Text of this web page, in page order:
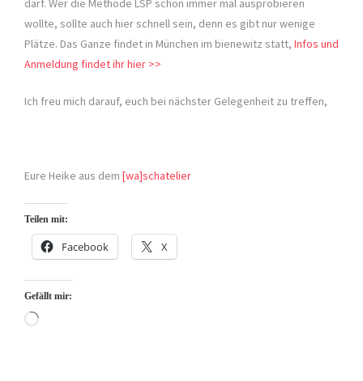
darf. Wer die Methode LSP schon immer mal ausprobieren
wollte, sollte auch hier schnell sein, denn es gibt nur wenige
Plätze. Das Ganze findet in München im bienewitz statt, Infos und
Anmeldung findet ihr hier >>
Ich freu mich darauf, euch bei nächster Gelegenheit zu treffen,
Eure Heike aus dem [wa]schatelier
Teilen mit:
Facebook X
Gefällt mir:
Wird